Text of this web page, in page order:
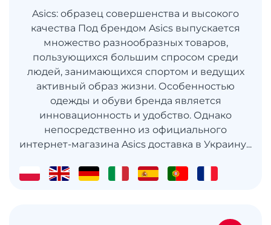
Asics: образец совершенства и высокого
качества Под брендом Asics выпускается
множество разнообразных товаров,
пользующихся большим спросом среди
людей, занимающихся спортом и ведущих
активный образ жизни. Особенностью
одежды и обуви бренда является
инновационность и удобство. Однако
непосредственно из официального
интернет-магазина Asics доставка в Украину...